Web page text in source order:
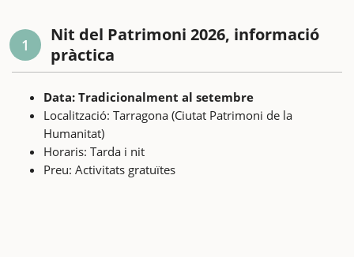
1
Nit del Patrimoni 2026, informació
pràctica
Data: Tradicionalment al setembre
Localització: Tarragona (Ciutat Patrimoni de la
Humanitat)
Horaris: Tarda i nit
Preu: Activitats gratuïtes